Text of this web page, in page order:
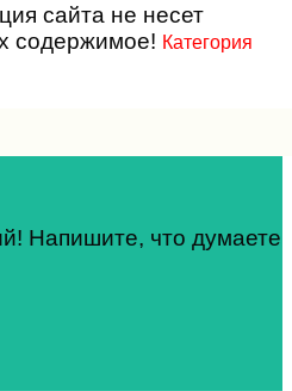
сайта не несет
содержимое! Категория
Напишите, что думаете